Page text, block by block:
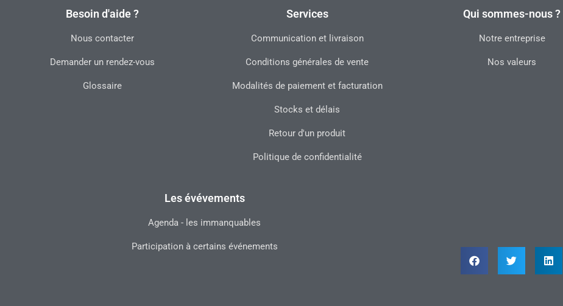
Besoin d'aide ?
Nous contacter
Demander un rendez-vous
Glossaire
Services
Communication et livraison
Conditions générales de vente
Modalités de paiement et facturation
Stocks et délais
Retour d'un produit
Politique de confidentialité
Qui sommes-nous ?
Notre entreprise
Nos valeurs
Les évévements
Agenda - les immanquables
Participation à certains événements